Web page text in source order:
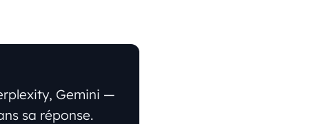
Gemini —
sa réponse.